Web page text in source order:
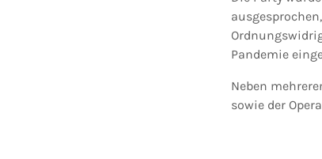
Pandemie
Neben
sowie der